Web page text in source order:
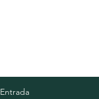
Entrada